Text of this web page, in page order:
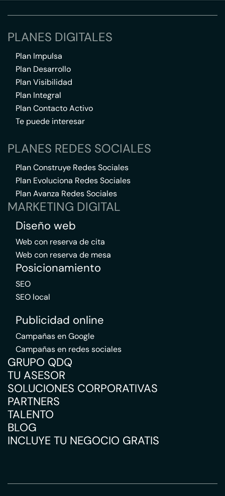
PLANES DIGITALES
Plan Impulsa
Plan Desarrollo
Plan Visibilidad
Plan Integral
Plan Contacto Activo
Te puede interesar
PLANES REDES SOCIALES
Plan Construye Redes Sociales
Plan Evoluciona Redes Sociales
Plan Avanza Redes Sociales
MARKETING DIGITAL
Diseño web
Web con reserva de cita
Web con reserva de mesa
Posicionamiento
SEO
SEO local
Publicidad online
Campañas en Google
Campañas en redes sociales
GRUPO QDQ
TU ASESOR
SOLUCIONES CORPORATIVAS
PARTNERS
TALENTO
BLOG
INCLUYE TU NEGOCIO GRATIS